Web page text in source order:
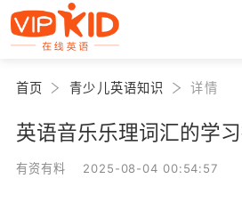
首页 青少儿英语知识 详情
英语音乐乐理词汇的学习
有资有料 2025-08-04 00:54:57